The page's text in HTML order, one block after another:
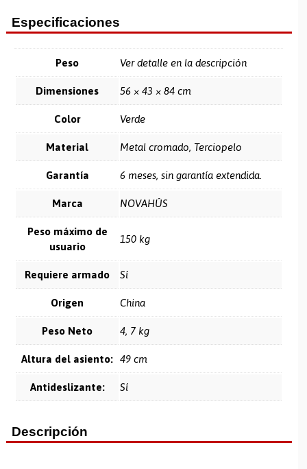
Especificaciones
Peso Ver detalle en la descripción
Dimensiones 56 × 43 × 84 cm
Color Verde
Material Metal cromado, Terciopelo
Garantía 6 meses, sin garantía extendida.
Marca NOVAHÛS
Peso máximo de
usuario
150 kg
Requiere armado Sí
Origen China
Peso Neto 4, 7 kg
Altura del asiento: 49 cm
Antideslizante: Sí
Descripción